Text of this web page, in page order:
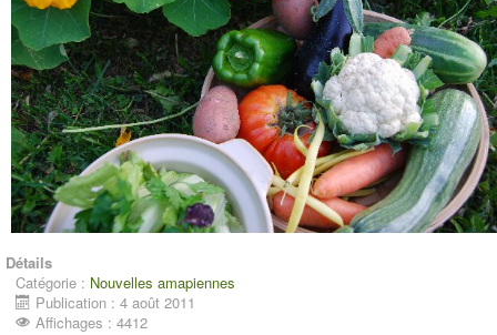
Détails
Catégorie : Nouvelles amapiennes
Publication : 4 août 2011
Affichages : 4412